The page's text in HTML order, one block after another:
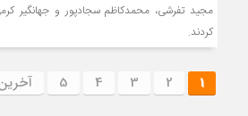
مجید تفرشی، محمدکاظم سجادپور و جهانگیر
کردند.
1
2
3
4
5